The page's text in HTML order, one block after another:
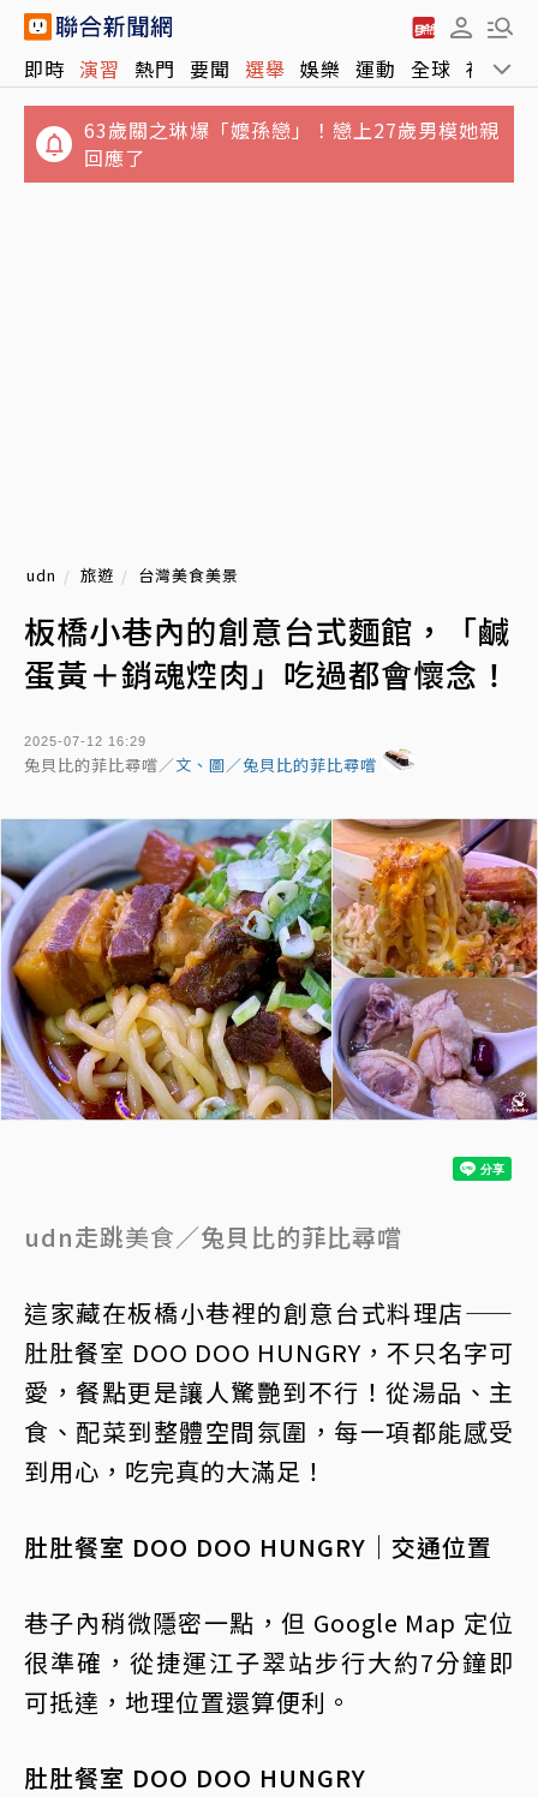
即時 演習 熱門 要聞 選舉 娛樂 運動 全球 社會
63歲關之琳爆「嬤孫戀」！戀上27歲男模她親
回應了
udn 旅遊 台灣美食美景
板橋小巷內的創意台式麵館，「鹹
蛋黃＋銷魂焢肉」吃過都會懷念！
2025-07-12 16:29
兔貝比的菲比尋嚐／文、圖／兔貝比的菲比尋嚐
udn走跳美食／兔貝比的菲比尋嚐
這家藏在板橋小巷裡的創意台式料理店——
肚肚餐室 DOO DOO HUNGRY，不只名字可
愛，餐點更是讓人驚艷到不行！從湯品、主
食、配菜到整體空間氛圍，每一項都能感受
到用心，吃完真的大滿足！
肚肚餐室 DOO DOO HUNGRY｜交通位置
巷子內稍微隱密一點，但 Google Map 定位
很準確，從捷運江子翠站步行大約7分鐘即
可抵達，地理位置還算便利。
肚肚餐室 DOO DOO HUNGRY